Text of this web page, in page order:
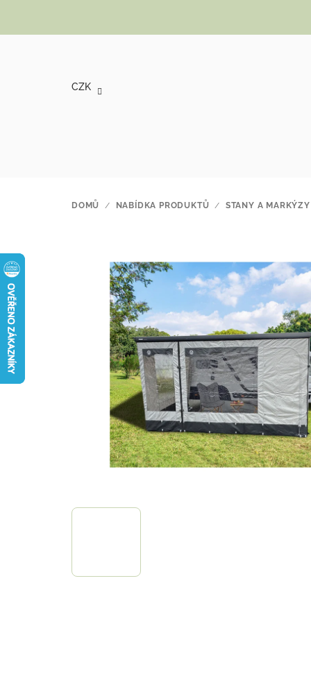
CZK
DOMŮ / NABÍDKA PRODUKTŮ / STANY A MARKÝZY